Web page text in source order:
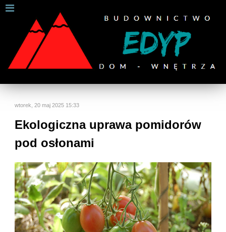
wtorek, 20 maj 2025 15:33
Ekologiczna uprawa pomidorów
pod osłonami
W celu zapewnienia jak najlepszych usług online, ta
strona korzysta z plików cookies.
Jeśli korzystasz z naszej strony internetowej, wyrażasz zgodę na
używanie naszych plików cookies.Dalsze informacje
Rozumiem